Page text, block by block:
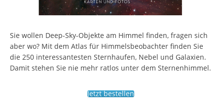
Sie wollen Deep-Sky-Objekte am Himmel finden, fragen sich
aber wo? Mit dem Atlas für Himmelsbeobachter finden Sie
die 250 interessantesten Sternhaufen, Nebel und Galaxien.
Damit stehen Sie nie mehr ratlos unter dem Sternenhimmel.
Jetzt bestellen